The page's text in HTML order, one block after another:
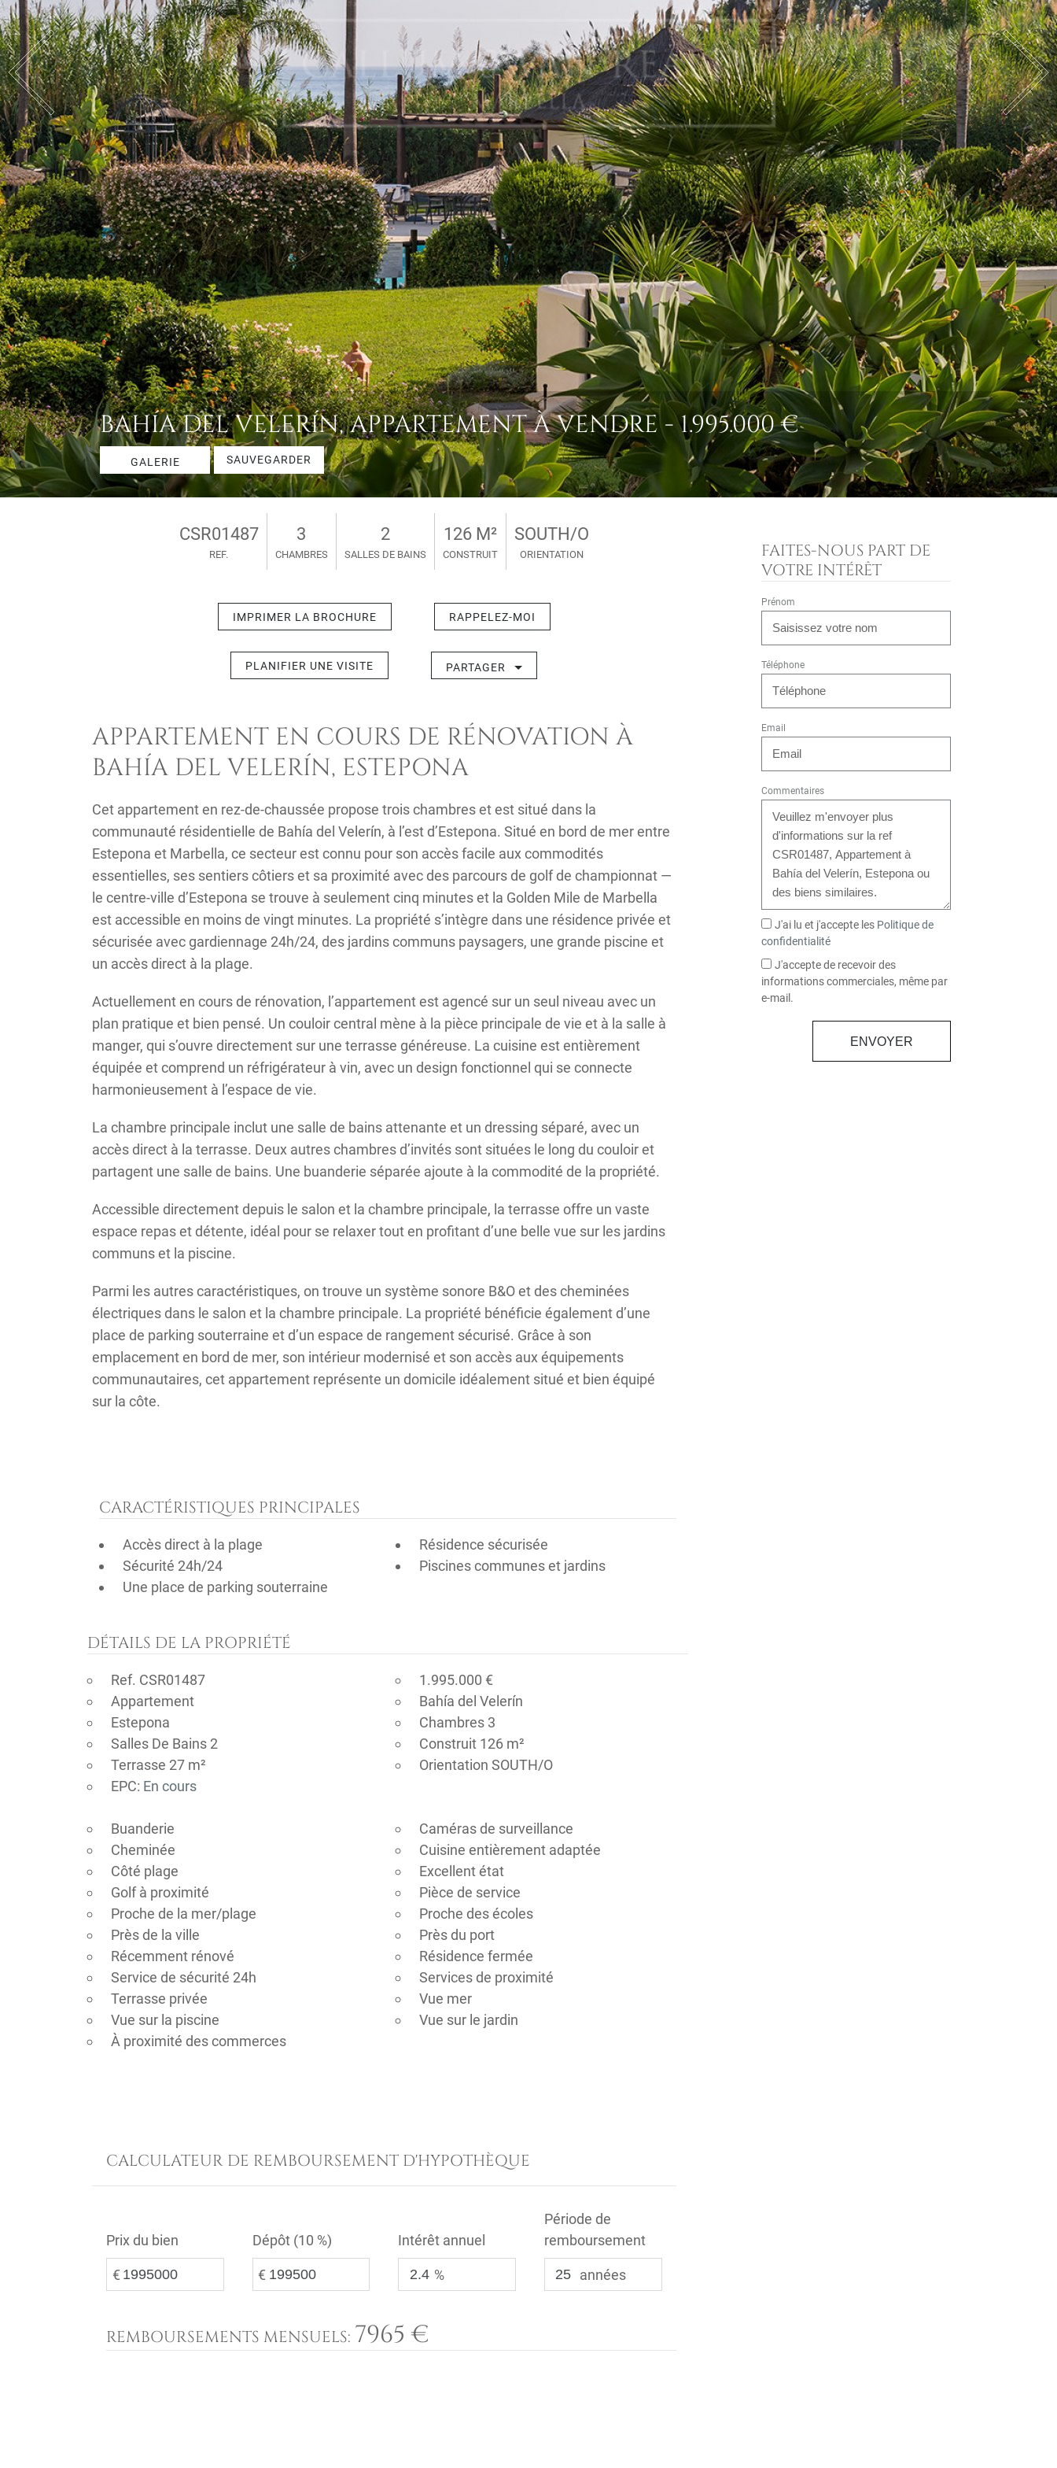
BAHÍA DEL VELERÍN, APPARTEMENT À VENDRE - 1.995.000 €
GALERIE SAUVEGARDER
CSR01487
REF.
3
CHAMBRES
2
SALLES DE BAINS
126 M²
CONSTRUIT
SOUTH/O
ORIENTATION
IMPRIMER LA BROCHURE RAPPELEZ-MOI
PLANIFIER UNE VISITE PARTAGER
APPARTEMENT EN COURS DE RÉNOVATION À
BAHÍA DEL VELERÍN, ESTEPONA
Cet appartement en rez-de-chaussée propose trois chambres et est situé dans la
communauté résidentielle de Bahía del Velerín, à l’est d’Estepona. Situé en bord de mer entre
Estepona et Marbella, ce secteur est connu pour son accès facile aux commodités
essentielles, ses sentiers côtiers et sa proximité avec des parcours de golf de championnat —
le centre-ville d’Estepona se trouve à seulement cinq minutes et la Golden Mile de Marbella
est accessible en moins de vingt minutes. La propriété s’intègre dans une résidence privée et
sécurisée avec gardiennage 24h/24, des jardins communs paysagers, une grande piscine et
un accès direct à la plage.
Actuellement en cours de rénovation, l’appartement est agencé sur un seul niveau avec un
plan pratique et bien pensé. Un couloir central mène à la pièce principale de vie et à la salle à
manger, qui s’ouvre directement sur une terrasse généreuse. La cuisine est entièrement
équipée et comprend un réfrigérateur à vin, avec un design fonctionnel qui se connecte
harmonieusement à l’espace de vie.
La chambre principale inclut une salle de bains attenante et un dressing séparé, avec un
accès direct à la terrasse. Deux autres chambres d’invités sont situées le long du couloir et
partagent une salle de bains. Une buanderie séparée ajoute à la commodité de la propriété.
Accessible directement depuis le salon et la chambre principale, la terrasse offre un vaste
espace repas et détente, idéal pour se relaxer tout en profitant d’une belle vue sur les jardins
communs et la piscine.
Parmi les autres caractéristiques, on trouve un système sonore B&O et des cheminées
électriques dans le salon et la chambre principale. La propriété bénéficie également d’une
place de parking souterraine et d’un espace de rangement sécurisé. Grâce à son
emplacement en bord de mer, son intérieur modernisé et son accès aux équipements
communautaires, cet appartement représente un domicile idéalement situé et bien équipé
sur la côte.
CARACTÉRISTIQUES PRINCIPALES
Accès direct à la plage
Résidence sécurisée
Sécurité 24h/24
Piscines communes et jardins
Une place de parking souterraine
DÉTAILS DE LA PROPRIÉTÉ
Ref. CSR01487
1.995.000 €
Appartement
Bahía del Velerín
Estepona
Chambres 3
Salles De Bains 2
Construit 126 m²
Terrasse 27 m²
Orientation SOUTH/O
EPC: En cours
Buanderie
Caméras de surveillance
Cheminée
Cuisine entièrement adaptée
Côté plage
Excellent état
Golf à proximité
Pièce de service
Proche de la mer/plage
Proche des écoles
Près de la ville
Près du port
Récemment rénové
Résidence fermée
Service de sécurité 24h
Services de proximité
Terrasse privée
Vue mer
Vue sur la piscine
Vue sur le jardin
À proximité des commerces
CALCULATEUR DE REMBOURSEMENT D'HYPOTHÈQUE
Prix du bien
€
Dépôt (10 %)
€
Intérêt annuel
%
Période de
remboursement
années
REMBOURSEMENTS MENSUELS: 7965 €
FAITES-NOUS PART DE
VOTRE INTÉRÊT
Prénom
Téléphone
Email
Commentaires
J'ai lu et j'accepte les Politique de
confidentialité
J'accepte de recevoir des
informations commerciales, même par
e-mail.
ENVOYER